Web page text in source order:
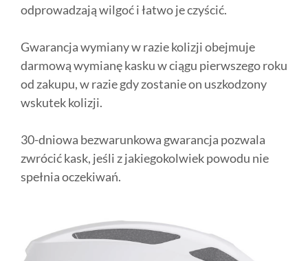
odprowadzają wilgoć i łatwo je czyścić.
Gwarancja wymiany w razie kolizji obejmuje
darmową wymianę kasku w ciągu pierwszego roku
od zakupu, w razie gdy zostanie on uszkodzony
wskutek kolizji.
30-dniowa bezwarunkowa gwarancja pozwala
zwrócić kask, jeśli z jakiegokolwiek powodu nie
spełnia oczekiwań.